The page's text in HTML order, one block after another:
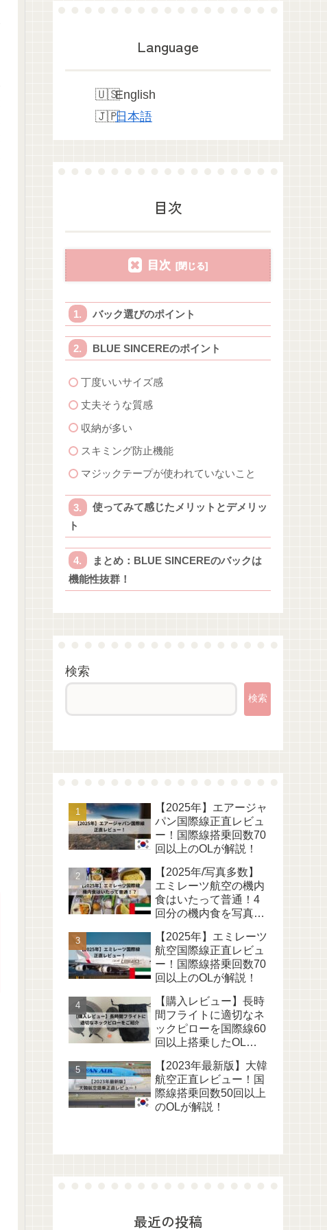
Language
English
日本語
目次
目次
バック選びのポイント
BLUE SINCEREのポイント
丁度いいサイズ感
丈夫そうな質感
収納が多い
スキミング防止機能
マジックテープが使われていないこと
使ってみて感じたメリットとデメリッ
ト
まとめ：BLUE SINCEREのバックは
機能性抜群！
検索
検索
【2025年】エアージャ
パン国際線正直レビュ
ー！国際線搭乗回数70
回以上のOLが解説！
【2025年/写真多数】
エミレーツ航空の機内
食はいたって普通！4
回分の機内食を写真付
【2025年】エミレーツ
航空国際線正直レビュ
ー！国際線搭乗回数70
回以上のOLが解説！
【購入レビュー】長時
間フライトに適切なネ
ックピローを国際線60
回以上搭乗したOLが
【2023年最新版】大韓
航空正直レビュー！国
際線搭乗回数50回以上
のOLが解説！
最近の投稿